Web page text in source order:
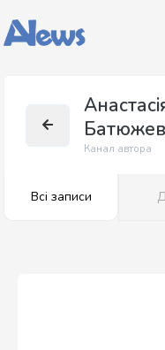
Канал автора
Всі записи